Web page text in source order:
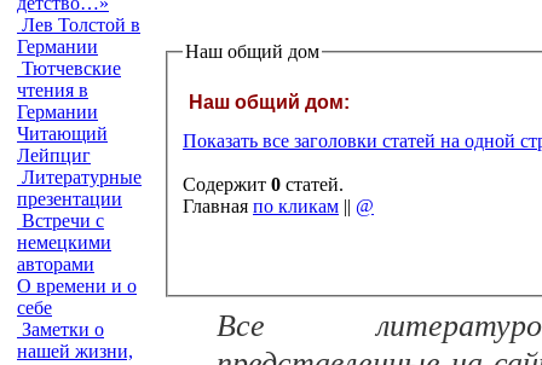
Лев Толстой в
Германии
Тютчевские
чтения в
Германии
Читающий
Лейпциг
Литературные
презентации
Встречи с
немецкими
авторами
О времени и о
себе
Заметки о
нашей жизни,
Наш общий дом
Наш общий дом:
Показать все заголовки статей на одной
Содержит 0 статей.
Главная по кликам || @
Все